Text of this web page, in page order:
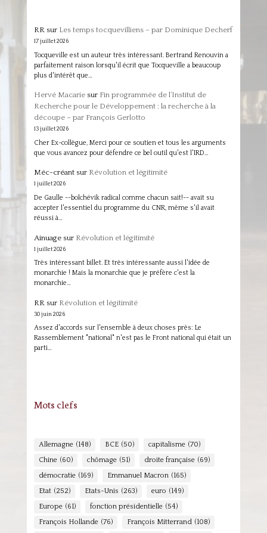
RRsur Les temps tocquevilliens – par Dominique Decherf
17 juillet 2026
Tocqueville est un auteur très intéressant. Bertrand Renouvin a
parfaitement raison lorsqu'il écrit que Tocqueville a beaucoup
plus d'intérêt que…
Hervé Macariesur Fin programmée de l’Institut de
Recherche pour le Développement : la recherche à la
découpe – par François Gerlotto
13 juillet 2026
Cher Ex-collègue, Merci pour ce soutien et tous les arguments
que vous avancez pour défendre ce bel outil qu'est l'IRD…
Méc-créantsur Révolution et légitimité
1 juillet 2026
De Gaulle --bolchévik radical comme chacun sait!-- avait su
accepter l'essentiel du programme du CNR, même s'il avait
réussi à…
Ainuagesur Révolution et légitimité
1 juillet 2026
Très intéressant billet. Et très intéressante aussi l'idée de
monarchie ! Mais la monarchie que je préfère c'est la
monarchie…
RR sur Révolution et légitimité
30 juin 2026
Assez d'accords sur l'ensemble à deux choses près: Le
Rassemblement "national" n'est pas le Front national qui était un
parti…
Mots clefs
Allemagne (148) BCE (50) capitalisme (70)
Chine (60) chômage (51) droite française (69)
démocratie (169) Emmanuel Macron (165)
Etat (252) Etats-Unis (263) euro (149)
Europe (61) fonction présidentielle (54)
François Hollande (76) François Mitterrand (108)